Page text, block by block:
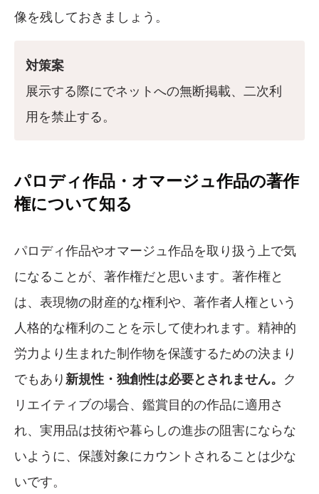
像を残しておきましょう。
対策案
展示する際にでネットへの無断掲載、二次利
用を禁止する。
パロディ作品・オマージュ作品の著作
権について知る
パロディ作品やオマージュ作品を取り扱う上で気
になることが、著作権だと思います。著作権と
は、表現物の財産的な権利や、著作者人権という
人格的な権利のことを示して使われます。精神的
労力より生まれた制作物を保護するための決まり
でもあり新規性・独創性は必要とされません。 ク
リエイティブの場合、鑑賞目的の作品に適用さ
れ、実用品は技術や暮らしの進歩の阻害にならな
いように、保護対象にカウントされることは少な
いです。